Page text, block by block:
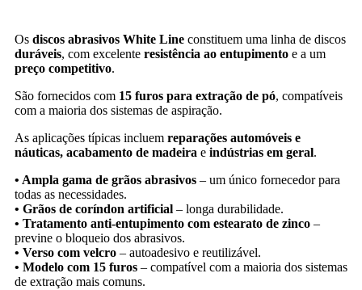
Os discos abrasivos White Line constituem uma linha de discos
duráveis, com excelente resistência ao entupimento e a um
preço competitivo.
São fornecidos com 15 furos para extração de pó, compatíveis
com a maioria dos sistemas de aspiração.
As aplicações típicas incluem reparações automóveis e
náuticas, acabamento de madeira e indústrias em geral.
• Ampla gama de grãos abrasivos – um único fornecedor para
todas as necessidades.
• Grãos de coríndon artificial – longa durabilidade.
• Tratamento anti-entupimento com estearato de zinco –
previne o bloqueio dos abrasivos.
• Verso com velcro – autoadesivo e reutilizável.
• Modelo com 15 furos – compatível com a maioria dos sistemas
de extração mais comuns.